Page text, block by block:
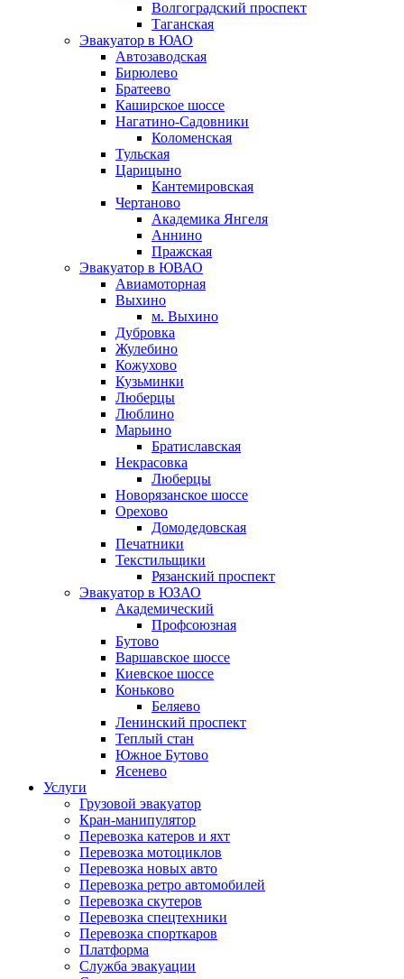
Волгоградский проспект
Таганская
Эвакуатор в ЮАО
Автозаводская
Бирюлево
Братеево
Каширское шоссе
Нагатино-Садовники
Коломенская
Тульская
Царицыно
Кантемировская
Чертаново
Академика Янгеля
Аннино
Пражская
Эвакуатор в ЮВАО
Авиамоторная
Выхино
м. Выхино
Дубровка
Жулебино
Кожухово
Кузьминки
Люберцы
Люблино
Марьино
Братиславская
Некрасовка
Люберцы
Новорязанское шоссе
Орехово
Домодедовская
Печатники
Текстильщики
Рязанский проспект
Эвакуатор в ЮЗАО
Академический
Профсоюзная
Бутово
Варшавское шоссе
Киевское шоссе
Коньково
Беляево
Ленинский проспект
Теплый стан
Южное Бутово
Ясенево
Услуги
Грузовой эвакуатор
Кран-манипулятор
Перевозка катеров и яхт
Перевозка мотоциклов
Перевозка новых авто
Перевозка ретро автомобилей
Перевозка скутеров
Перевозка спецтехники
Перевозка спорткаров
Платформа
Служба эвакуации